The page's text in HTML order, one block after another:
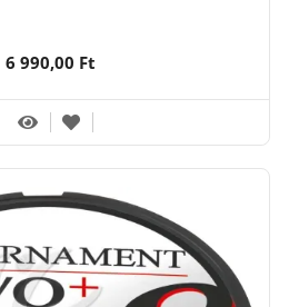
6 990,00 Ft